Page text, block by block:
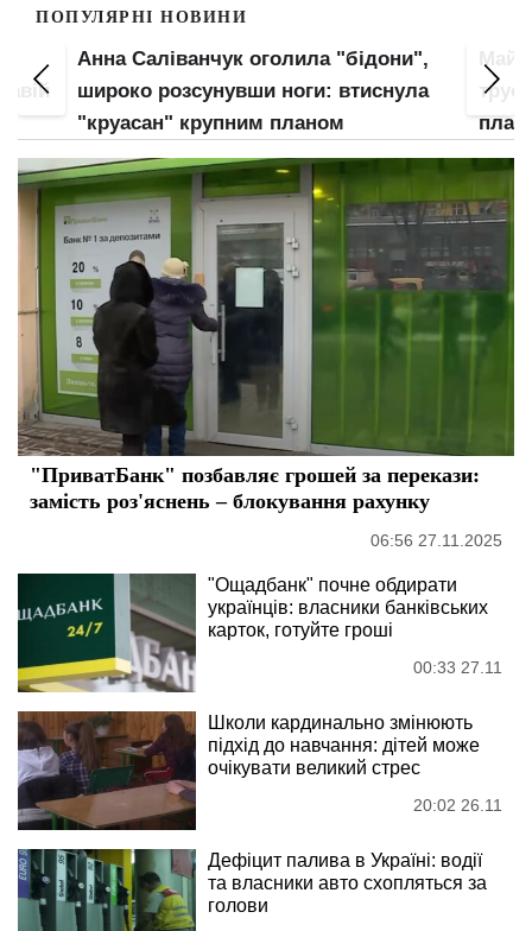
ПОПУЛЯРНІ НОВИНИ
Анна Саліванчук оголила "бідони",
широко розсунувши ноги: втиснула
"круасан" крупним планом
"ПриватБанк" позбавляє грошей за перекази:
замість роз'яснень – блокування рахунку
06:56 27.11.2025
"Ощадбанк" почне обдирати
українців: власники банківських
карток, готуйте гроші
00:33 27.11
Школи кардинально змінюють
підхід до навчання: дітей може
очікувати великий стрес
20:02 26.11
Дефіцит палива в Україні: водії
та власники авто схопляться за
голови